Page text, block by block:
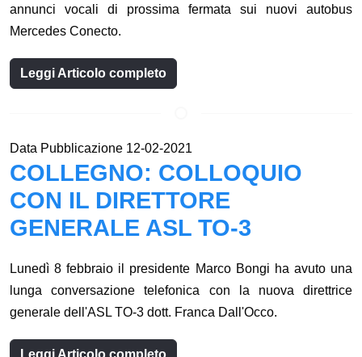
annunci vocali di prossima fermata sui nuovi autobus
Mercedes Conecto.
Leggi Articolo completo
Data Pubblicazione 12-02-2021
COLLEGNO: COLLOQUIO
CON IL DIRETTORE
GENERALE ASL TO-3
Lunedì 8 febbraio il presidente Marco Bongi ha avuto una
lunga conversazione telefonica con la nuova direttrice
generale dell'ASL TO-3 dott. Franca Dall'Occo.
Leggi Articolo completo